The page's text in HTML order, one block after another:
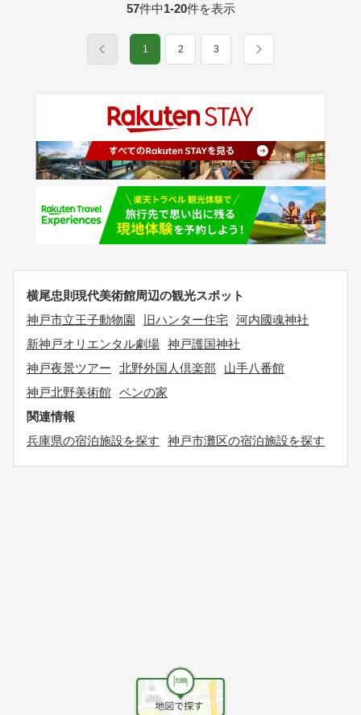
57件中1-20件を表示
1 2 3
横尾忠則現代美術館周辺の観光スポット
神戸市立王子動物園
旧ハンター住宅 河内國魂神社
新神戸オリエンタル劇場 神戸護国神社
神戸夜景ツアー
北野外国人倶楽部
山手八番館
神戸北野美術館 ベンの家
関連情報
兵庫県の宿泊施設を探す
神戸市灘区の宿泊施設を探す